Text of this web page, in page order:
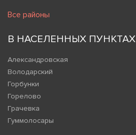
Все районы
В НАСЕЛЕННЫХ ПУНКТАХ
Александровская
Володарский
Горбунки
Горелово
Грачевка
Гуммолосары